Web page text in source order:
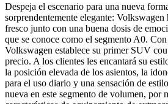
Despeja el escenario para una nueva
sorprendentemente elegante:
fresco junto con una buena dosis de
que se conoce como el segmento A0.
Volkswagen establece su primer SUV
precio. A los clientes les encantará su
la posición elevada de los asientos, la
para el uso diario y una sensación de
nueva en este segmento de volumen, por